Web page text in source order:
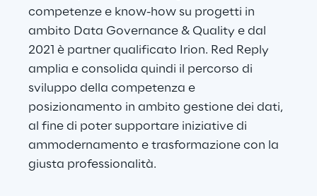
competenze e know-how su progetti in
ambito Data Governance & Quality e dal
2021 è partner qualificato Irion. Red Reply
amplia e consolida quindi il percorso di
sviluppo della competenza e
posizionamento in ambito gestione dei dati,
al fine di poter supportare iniziative di
ammodernamento e trasformazione con la
giusta professionalità.